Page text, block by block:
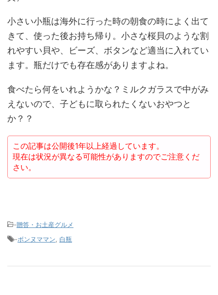
小さい小瓶は海外に行った時の朝食の時によく出て
きて、使った後お持ち帰り。小さな桜貝のような割
れやすい貝や、ビーズ、ボタンなど適当に入れてい
ます。瓶だけでも存在感がありますよね。
食べたら何をいれようかな？ミルクガラスで中がみ
えないので、子どもに取られたくないおやつと
か？？
この記事は公開後1年以上経過しています。
現在は状況が異なる可能性がありますのでご注意くだ
さい。
-贈答・お土産グルメ
-ボンヌママン 白瓶